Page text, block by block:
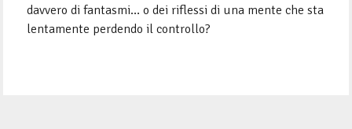
davvero di fantasmi… o dei riflessi di una mente che sta
lentamente perdendo il controllo?